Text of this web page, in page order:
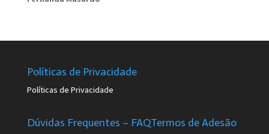
Políticas de Privacidade
Políticas de Privacidade
Dúvidas Frequentes – FAQTermos de Adesão